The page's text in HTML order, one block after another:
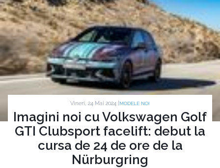
Vineri, 24 Mai 2024 | MODELE NOI
Imagini noi cu Volkswagen Golf
GTI Clubsport facelift: debut la
cursa de 24 de ore de la
Nürburgring